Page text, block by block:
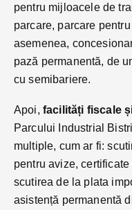
pentru mijloacele de
parcare, parcare
asemenea,
pază permanentă, de
cu semibariere.
Apoi, facilități fiscale
Parcului Industrial
multiple, cum ar fi:
pentru avize,
scutirea de la plata
asistență permanentă